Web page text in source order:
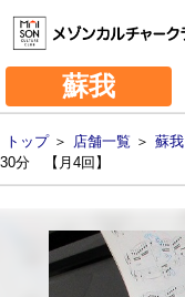
蘇我
トップ＞ 店舗一覧 ＞ 蘇我
30分 【月4回】